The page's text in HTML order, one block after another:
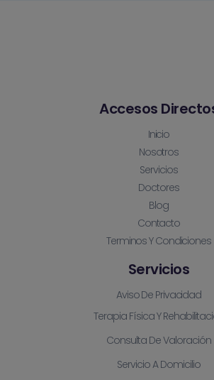
Accesos
Inicio
Nosotros
Servicios
Doctores
Blog
Contacto
Terminos Y Condiciones
Servicios
Aviso De Privacidad
Terapia Física Y
Consulta De Valoración
Servicio A Domicilio